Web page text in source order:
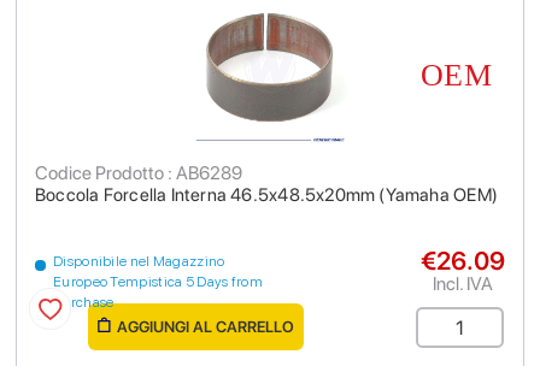
Boccola Forcella Interna 46.5x48.5x20mm (Yamaha OEM)
Codice Prodotto : AB6289
Disponibile nel Magazzino
Europeo Tempistica 5 Days from
purchase
€26.09
Incl. IVA
AGGIUNGI AL CARRELLO